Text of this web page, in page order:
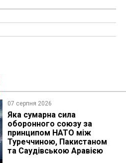
07 серпня 2026
Яка сумарна сила
оборонного союзу за
принципом НАТО між
Туреччиною, Пакистаном
та Саудівською Аравією